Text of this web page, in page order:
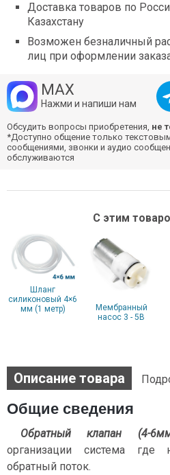
Доставка товаров по
Казахстану
Возможен безналичный
лиц при оформлении
MAX
Нажми и напиши нам
Обсудить вопросы приобретения, не
*Доступно общение только
сообщениями, звонки и аудио
обслуживаются
С этим
Шланг
cиликоновый 4×6
мм (1 метр)
Мембранный
насос 3 - 5В
Описание товара
Общие сведения
Обратный клапан (4-
организации система где
обратный поток.